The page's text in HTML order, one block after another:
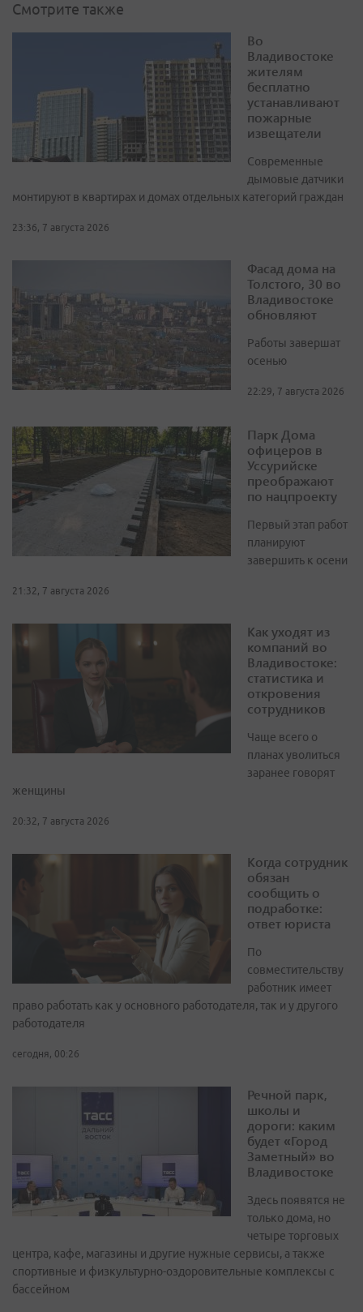
Смотрите также
Во
Владивостоке
жителям
бесплатно
устанавливают
пожарные
извещатели
Современные
дымовые датчики
монтируют в квартирах и домах отдельных категорий граждан
23:36, 7 августа 2026
Фасад дома на
Толстого, 30 во
Владивостоке
обновляют
Работы завершат
осенью
22:29, 7 августа 2026
Парк Дома
офицеров в
Уссурийске
преображают
по нацпроекту
Первый этап работ
планируют
завершить к осени
21:32, 7 августа 2026
Как уходят из
компаний во
Владивостоке:
статистика и
откровения
сотрудников
Чаще всего о
планах уволиться
заранее говорят
женщины
20:32, 7 августа 2026
Когда сотрудник
обязан
сообщить о
подработке:
ответ юриста
По
совместительству
работник имеет
право работать как у основного работодателя, так и у другого
работодателя
сегодня, 00:26
Речной парк,
школы и
дороги: каким
будет «Город
Заметный» во
Владивостоке
Здесь появятся не
только дома, но
четыре торговых
центра, кафе, магазины и другие нужные сервисы, а также
спортивные и физкультурно-оздоровительные комплексы с
бассейном